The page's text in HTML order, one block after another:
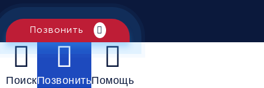
Позвонить
ПоискПозвонитьПомощь